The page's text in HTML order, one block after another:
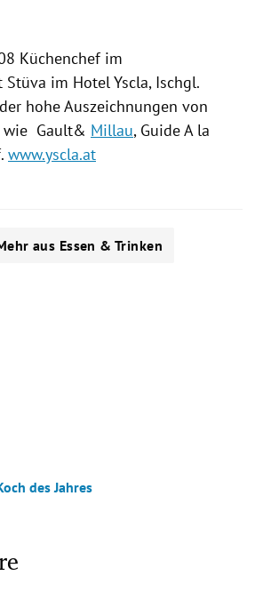
Küchenchef im
Stüva im Hotel Yscla, Ischgl.
hohe Auszeichnungen von
wie Gault& Millau, Guide A la
www.yscla.at
aus Essen & Trinken
des Jahres